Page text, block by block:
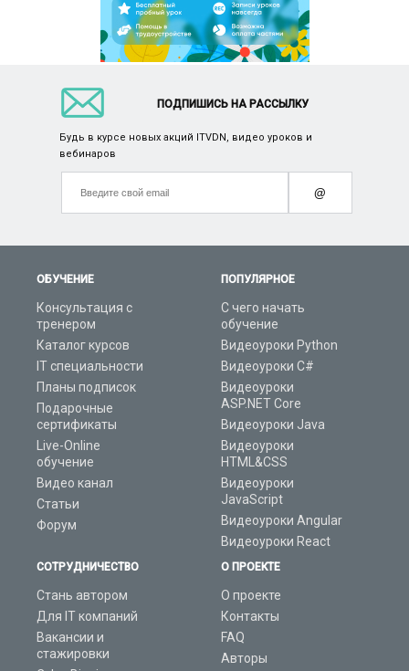
ОБУЧЕНИЕ
Консультация с
тренером
Каталог курсов
IT специальности
Планы подписок
Подарочные
сертификаты
Live-Online
обучение
Видео канал
Статьи
Форум
ПОПУЛЯРНОЕ
С чего начать
обучение
Видеоуроки Python
Видеоуроки C#
Видеоуроки
ASP.NET Core
Видеоуроки Java
Видеоуроки
HTML&CSS
Видеоуроки
JavaScript
Видеоуроки Angular
Видеоуроки React
СОТРУДНИЧЕСТВО
Стань автором
Для IT компаний
Вакансии и
стажировки
О ПРОЕКТЕ
О проекте
Контакты
FAQ
Авторы
ПОДПИШИСЬ НА РАССЫЛКУ
Будь в курсе новых акций ITVDN, видео уроков и
вебинаров
@